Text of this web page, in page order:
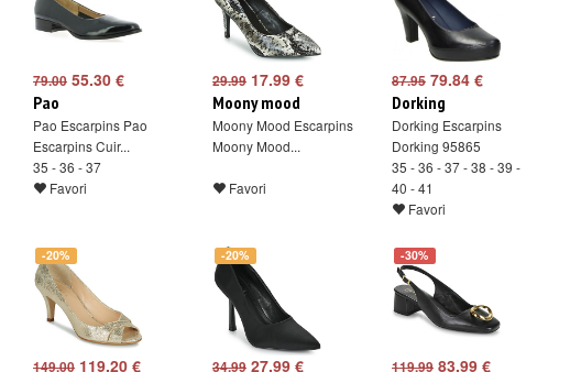
79.00 55.30 €
Pao
Pao Escarpins Pao
Escarpins Cuir...
35 - 36 - 37
Favori
29.99 17.99 €
Moony mood
Moony Mood Escarpins
Moony Mood...
Favori
87.95 79.84 €
Dorking
Dorking Escarpins
Dorking 95865
35 - 36 - 37 - 38 - 39 -
40 - 41
Favori
-20%
149.00 119.20 €
-20%
34.99 27.99 €
-30%
119.99 83.99 €